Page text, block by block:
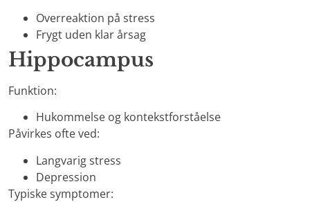
Overreaktion på stress
Frygt uden klar årsag
Hippocampus
Funktion:
Hukommelse og kontekstforståelse
Påvirkes ofte ved:
Langvarig stress
Depression
Typiske symptomer: